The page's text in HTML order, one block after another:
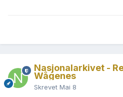
Nasjonalarkivet -
Wågenes
Skrevet Mai 8